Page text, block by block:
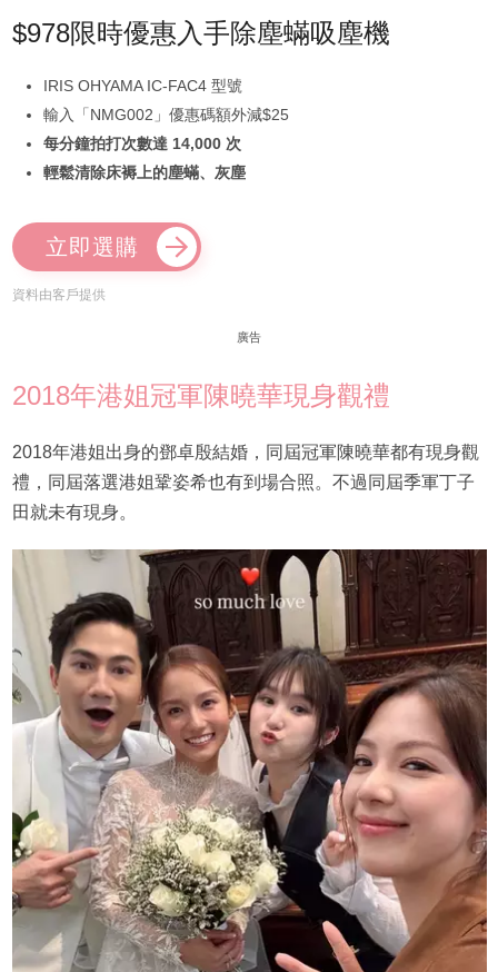
$978限時優惠入手除塵蟎吸塵機
IRIS OHYAMA IC-FAC4 型號
輸入「NMG002」優惠碼額外減$25
每分鐘拍打次數達 14,000 次
輕鬆清除床褥上的塵蟎、灰塵
立即選購
資料由客戶提供
廣告
2018年港姐冠軍陳曉華現身觀禮
2018年港姐出身的鄧卓殷結婚，同屆冠軍陳曉華都有現身觀
禮，同屆落選港姐鞏姿希也有到場合照。不過同屆季軍丁子
田就未有現身。